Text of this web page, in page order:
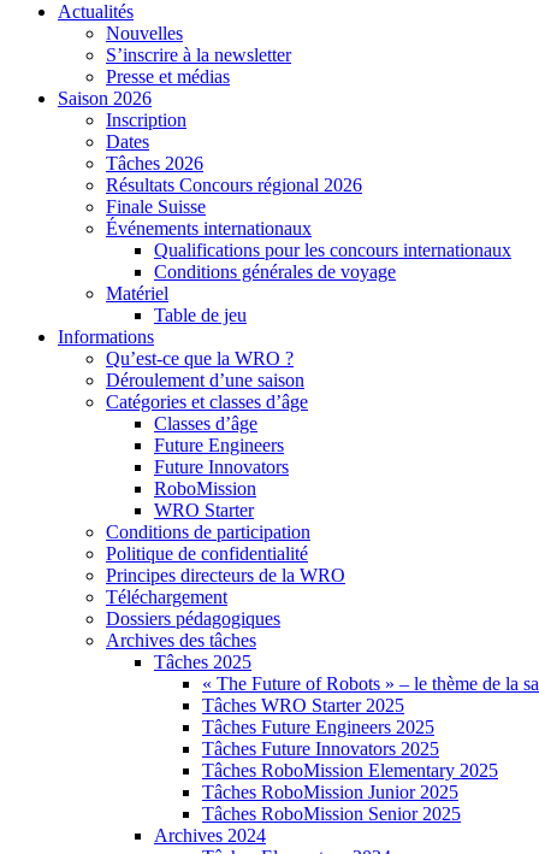
Actualités
Nouvelles
S’inscrire à la newsletter
Presse et médias
Saison 2026
Inscription
Dates
Tâches 2026
Résultats Concours régional 2026
Finale Suisse
Événements internationaux
Qualifications pour les concours internationaux
Conditions générales de voyage
Matériel
Table de jeu
Informations
Qu’est-ce que la WRO ?
Déroulement d’une saison
Catégories et classes d’âge
Classes d’âge
Future Engineers
Future Innovators
RoboMission
WRO Starter
Conditions de participation
Politique de confidentialité
Principes directeurs de la WRO
Téléchargement
Dossiers pédagogiques
Archives des tâches
Tâches 2025
« The Future of Robots » – le thème de la
Tâches WRO Starter 2025
Tâches Future Engineers 2025
Tâches Future Innovators 2025
Tâches RoboMission Elementary 2025
Tâches RoboMission Junior 2025
Tâches RoboMission Senior 2025
Archives 2024